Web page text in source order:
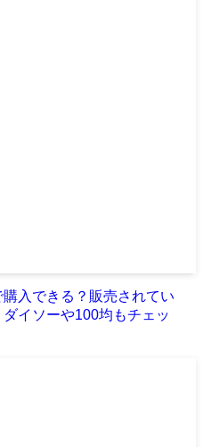
入できる？販売されてい
イソーや100均もチェッ